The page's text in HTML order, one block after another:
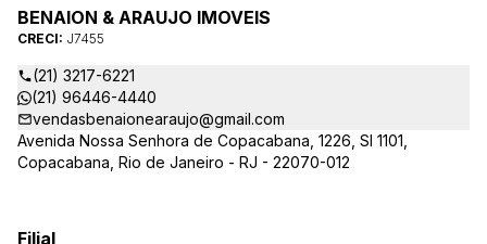
BENAION & ARAUJO IMOVEIS
CRECI: J7455
(21) 3217-6221
(21) 96446-4440
vendasbenaionearaujo@gmail.com
Avenida Nossa Senhora de Copacabana, 1226, Sl 1101,
Copacabana, Rio de Janeiro - RJ - 22070-012
Filial